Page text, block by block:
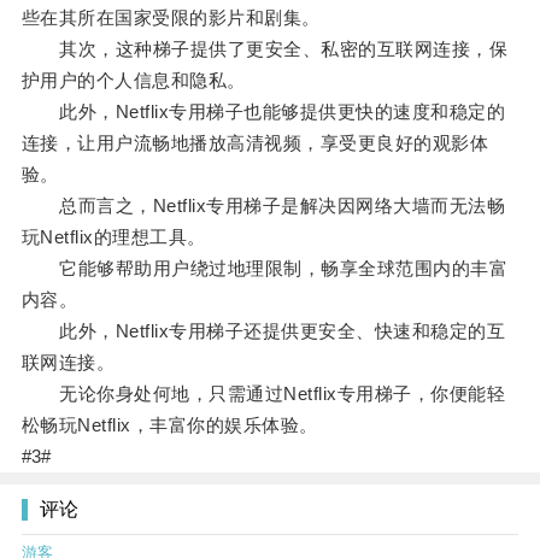
些在其所在国家受限的影片和剧集。
其次，这种梯子提供了更安全、私密的互联网连接，保
护用户的个人信息和隐私。
此外，Netflix专用梯子也能够提供更快的速度和稳定的
连接，让用户流畅地播放高清视频，享受更良好的观影体
验。
总而言之，Netflix专用梯子是解决因网络大墙而无法畅
玩Netflix的理想工具。
它能够帮助用户绕过地理限制，畅享全球范围内的丰富
内容。
此外，Netflix专用梯子还提供更安全、快速和稳定的互
联网连接。
无论你身处何地，只需通过Netflix专用梯子，你便能轻
松畅玩Netflix，丰富你的娱乐体验。
#3#
评论
游客